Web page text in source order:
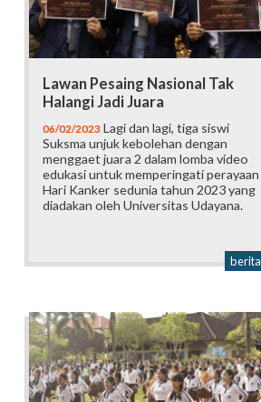
Lawan Pesaing Nasional Tak
Halangi Jadi Juara
06/02/2023 Lagi dan lagi, tiga siswi
Suksma unjuk kebolehan dengan
menggaet juara 2 dalam lomba video
edukasi untuk memperingati perayaan
Hari Kanker sedunia tahun 2023 yang
diadakan oleh Universitas Udayana.
berita